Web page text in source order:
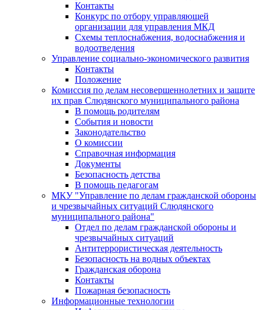
Контакты
Конкурс по отбору управляющей
организации для управления МКД
Схемы теплоснабжения, водоснабжения и
водоотведения
Управление социально-экономического развития
Контакты
Положение
Комиссия по делам несовершеннолетних и защите
их прав Слюдянского муниципального района
В помощь родителям
События и новости
Законодательство
О комиссии
Справочная информация
Документы
Безопасность детства
В помощь педагогам
МКУ "Управление по делам гражданской обороны
и чрезвычайных ситуаций Слюдянского
муниципального района"
Отдел по делам гражданской обороны и
чрезвычайных ситуаций
Антитеррористическая деятельность
Безопасность на водных объектах
Гражданская оборона
Контакты
Пожарная безопасность
Информационные технологии